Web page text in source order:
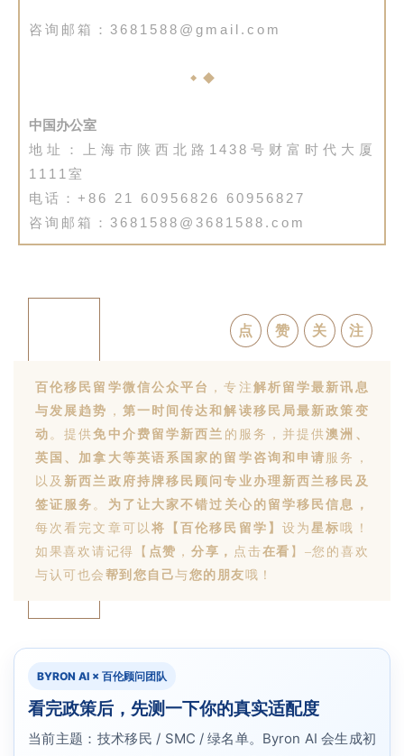
咨询邮箱：3681588@gmail.com
中国办公室
地址：上海市陕西北路1438号财富时代大厦
1111室
电话：+86 21 60956826 60956827
咨询邮箱：3681588@3681588.com
点 赞 关 注
百伦移民留学微信公众平台 ，专注 解析留学最新讯息
与发展趋势 ， 第一时间传达和解读移民局最新政策变
动 。提供免中介费留学新西兰 的服务，并提供澳洲、
英国、加拿大等英语系国家的留学咨询和申请 服务，
以及 新西兰政府持牌移民顾问专业办理新西兰移民及
签证服务 。 为了让大家不错过关心的留学移民信息，
每次看完文章可以 将【百伦移民留学】 设为星标哦！
如果喜欢请记得【 点赞 ， 分享 ， 点击在看 】–您的喜欢
与认可也会 帮到您自己与您的朋友哦！
BYRON AI × 百伦顾问团队
看完政策后，先测一下你的真实适配度
当前主题：技术移民 / SMC / 绿名单。Byron AI 会生成初